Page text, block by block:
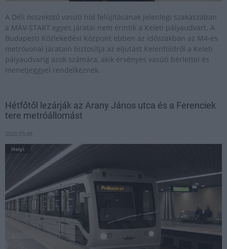
A Déli összekötő vasúti híd felújításának jelenlegi szakaszában
a MÁV-START egyes járatai nem érintik a Keleti pályaudvart. A
Budapesti Közlekedési Központ ebben az időszakban az M4-es
metróvonal járatain biztosítja az eljutást Kelenföldről a Keleti
pályaudvarig azok számára, akik érvényes vasúti bérlettel és
menetjeggyel rendelkeznek.
Hétfőtől lezárják az Arany János utca és a Ferenciek
tere metróállomást
2020.03.06
Helyi